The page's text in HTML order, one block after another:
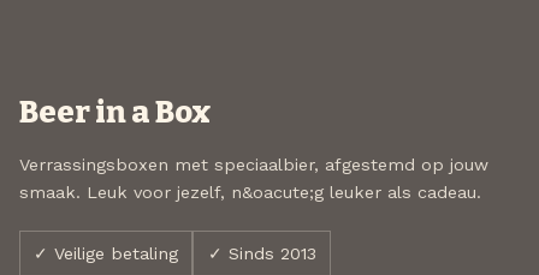
Beer in a Box
Verrassingsboxen met speciaalbier, afgestemd op jouw
smaak. Leuk voor jezelf, n&oacute;g leuker als cadeau.
✓ Veilige betaling ✓ Sinds 2013